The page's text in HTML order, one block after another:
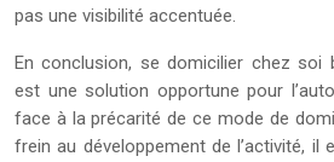
pas une visibilité accentuée.
En conclusion, se domicilier chez soi
est une solution opportune pour
face à la précarité de ce mode de
frein au développement de l’activité, il